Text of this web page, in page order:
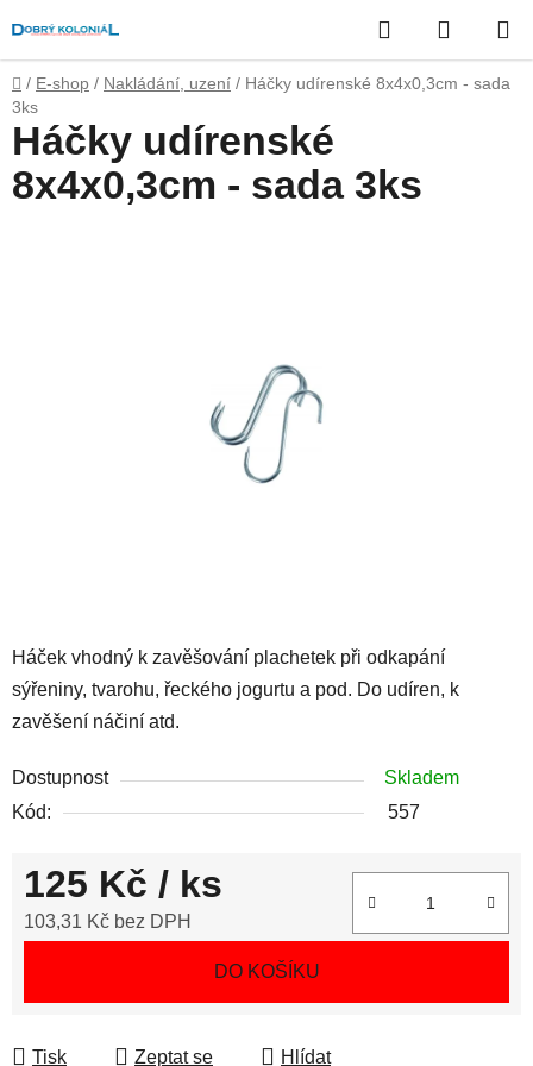
na
obsah
Hledat
KOŠÍK
Domů
/ E-shop / Nakládání, uzení / Háčky udírenské 8x4x0,3cm - sada
3ks
Háček vhodný k zavěšování plachetek při odkapání
sýřeniny, tvarohu, řeckého jogurtu a pod. Do udíren, k
zavěšení náčiní atd.
Dostupnost
Skladem
Kód:
557
125 Kč / ks
103,31 Kč bez DPH
DO KOŠÍKU
Tisk Zeptat se Hlídat
Háčky udírenské
8x4x0,3cm - sada 3ks